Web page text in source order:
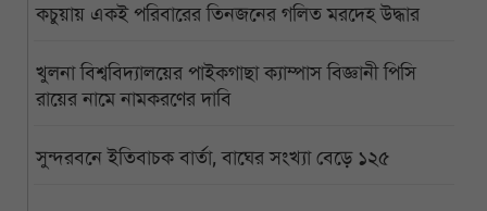
কচুয়ায় একই পরিবারের তিনজনের গলিত মরদেহ উদ্ধার
খুলনা বিশ্ববিদ্যালয়ের পাইকগাছা ক্যাম্পাস বিজ্ঞানী পিসি
রায়ের নামে নামকরণের দাবি
সুন্দরবনে ইতিবাচক বার্তা, বাঘের সংখ্যা বেড়ে ১২৫